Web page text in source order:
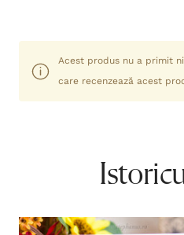
Acest produs nu a primit
care recenzează acest